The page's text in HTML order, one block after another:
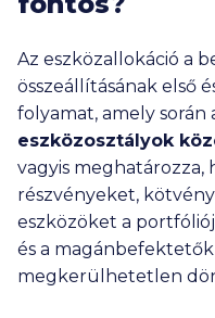
Az eszközallokáció a
összeállításának első
folyamat, amely
eszközosztályok
vagyis
részvényeket,
eszközöket a
és a
megkerülhetetlen